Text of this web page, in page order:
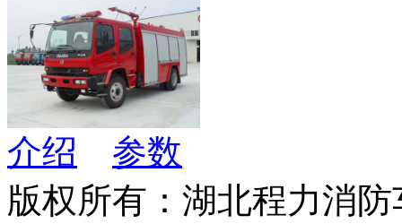
介绍
参数
版权所有：湖北程力消